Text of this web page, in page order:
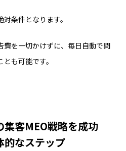
条件となります。
費を一切かけずに、毎日自動で問
も可能です。
集客MEO戦略を成功
的なステップ